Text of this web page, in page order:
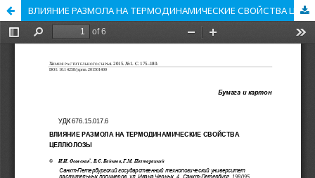
ВЛИЯНИЕ РАЗМОЛА НА ТЕРМОДИНАМИЧЕСКИЕ СВОЙСТВА ЦЕЛЛЮЛОЗЫ